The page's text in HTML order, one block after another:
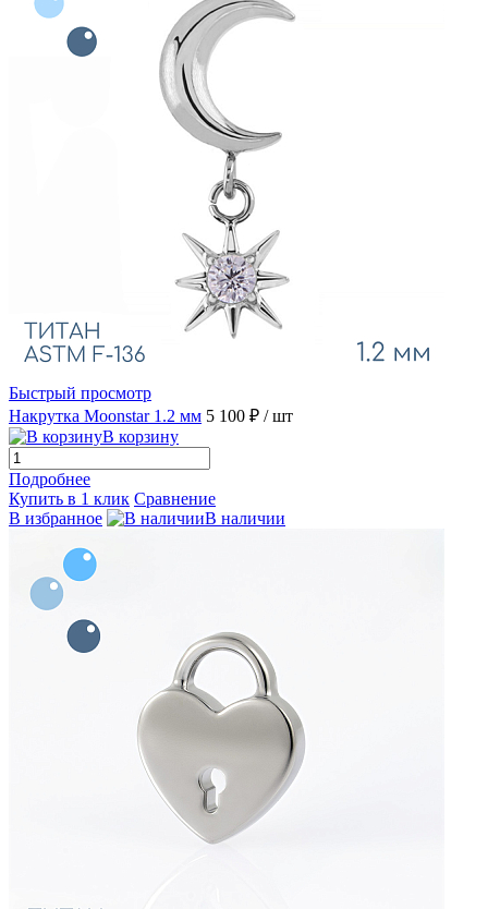
Быстрый просмотр
Накрутка Moonstar 1.2 мм 5 100 ₽ / шт
В корзину
Подробнее
Купить в 1 клик Сравнение
В избранное
В наличии